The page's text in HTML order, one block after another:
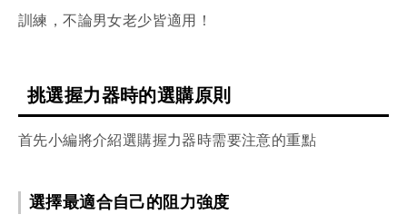
訓練，不論男女老少皆適用！
挑選握力器時的選購原則
首先小編將介紹選購握力器時需要注意的重點
選擇最適合自己的阻力強度